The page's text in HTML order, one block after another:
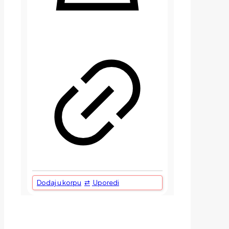
Dodaj u korpu Uporedi